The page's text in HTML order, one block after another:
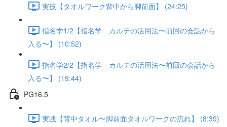
実技【タオルワーク背中から脚前面】 (24:25)
指名学1/2【指名学 カルテの活用法〜前回の会話から
入る〜】 (10:52)
指名学2/2【指名学 カルテの活用法〜前回の会話から
入る〜】 (19:44)
PG16.5
実践【背中タオル〜脚前面タオルワークの流れ】 (8:39)